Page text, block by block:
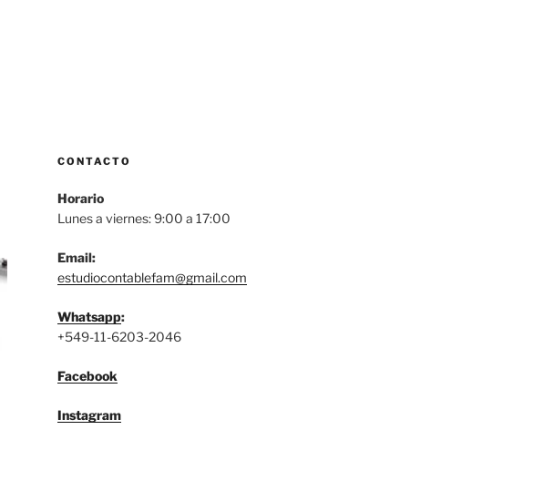
CONTACTO
Horario
Lunes a viernes: 9:00 a 17:00
Email:
estudiocontablefam@gmail.com
Whatsapp:
+549-11-6203-2046
Facebook
Instagram